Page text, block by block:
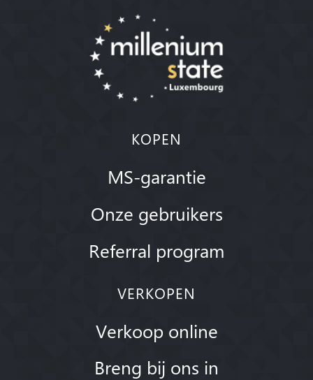
KOPEN
MS-garantie
Onze gebruikers
Referral program
VERKOPEN
Verkoop online
Breng bij ons in